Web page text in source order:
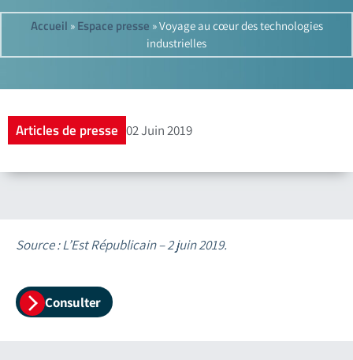
Accueil » Espace presse »Voyage au cœur des technologies
industrielles
Articles de presse 02 Juin 2019
Source : L’Est Républicain – 2 juin 2019.
Consulter